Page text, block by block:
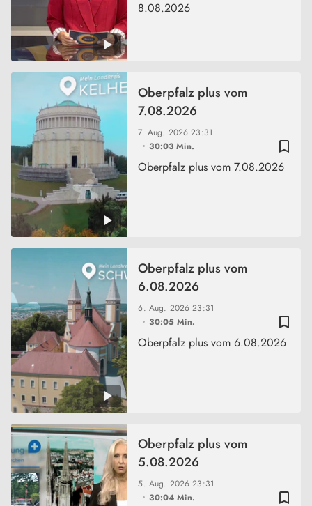
8.08.2026
bookmark_border
7. Aug. 202623:31
30:03 Min.
Oberpfalz plus vom
7.08.2026
Oberpfalz plus vom 7.08.2026
bookmark_border
6. Aug. 202623:31
30:05 Min.
Oberpfalz plus vom
6.08.2026
Oberpfalz plus vom 6.08.2026
bookmark_border
5. Aug. 202623:31
30:04 Min.
Oberpfalz plus vom
5.08.2026